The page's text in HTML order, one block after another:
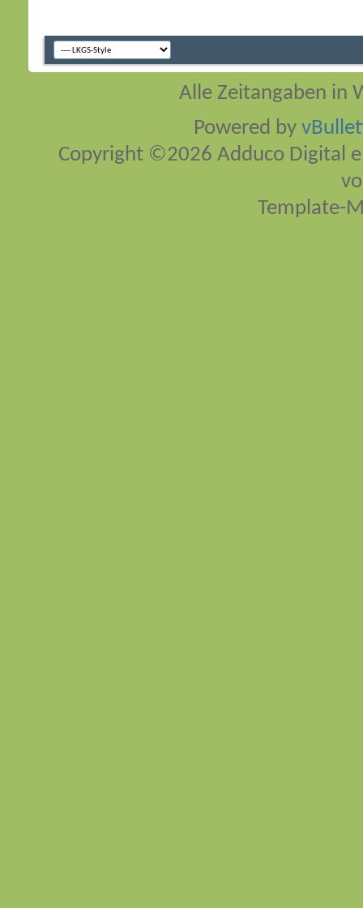
Alle Zeitangaben in
Powered by
Copyright ©2026 Adduco Digital
Template-